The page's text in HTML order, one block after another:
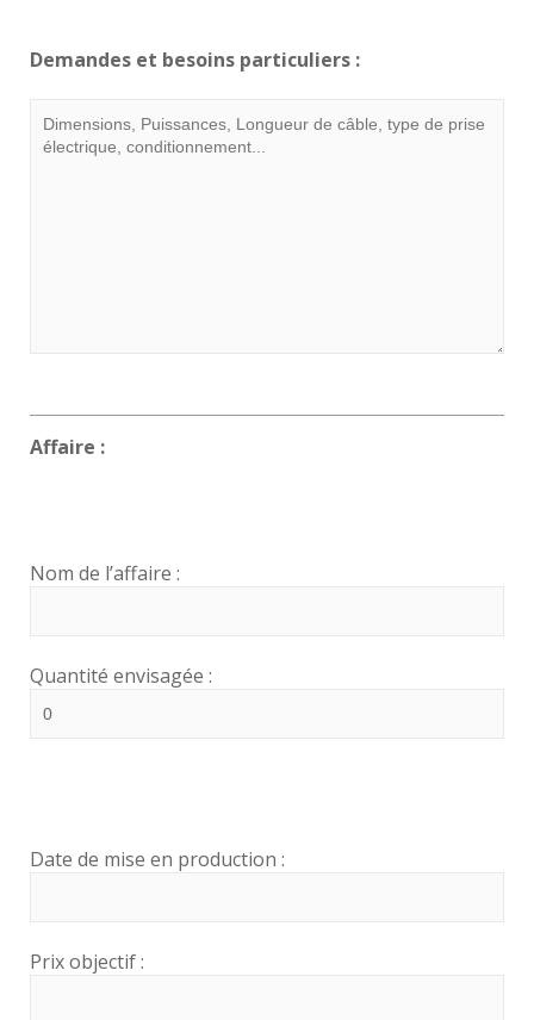
Demandes et besoins particuliers :
Affaire :
Nom de l’affaire :
Quantité envisagée :
Date de mise en production :
Prix objectif :